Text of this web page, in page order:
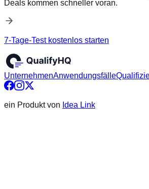
Deals kommen schneller voran.
7-Tage-Test kostenlos starten
UnternehmenAnwendungsfälle
ein Produkt von Idea Link